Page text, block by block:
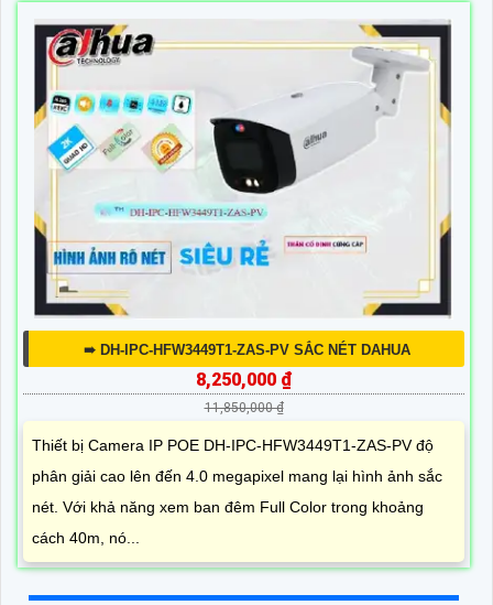
➠ DH-IPC-HFW3449T1-ZAS-PV SẮC NÉT DAHUA
8,250,000 ₫
11,850,000 ₫
Thiết bị Camera IP POE DH-IPC-HFW3449T1-ZAS-PV độ
phân giải cao lên đến 4.0 megapixel mang lại hình ảnh sắc
nét. Với khả năng xem ban đêm Full Color trong khoảng
cách 40m, nó...